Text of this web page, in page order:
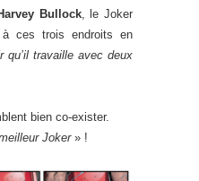
Bullock, le Joker
ces trois endroits en
qu’il travaille avec deux
bien co-exister.
Joker» !